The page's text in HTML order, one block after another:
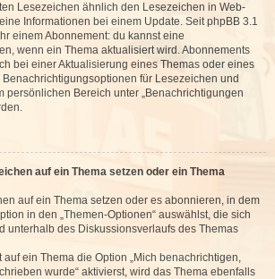
Lesezeichen ähnlich den Lesezeichen in Web-
Informationen bei einem Update. Seit phpBB 3.1
einem Abonnement: du kannst eine
wenn ein Thema aktualisiert wird. Abonnements
bei einer Aktualisierung eines Themas oder eines
Benachrichtigungsoptionen für Lesezeichen und
persönlichen Bereich unter „Benachrichtigungen
auf ein Thema setzen oder ein Thema
auf ein Thema setzen oder es abonnieren, in dem
in den „Themen-Optionen“ auswählst, die sich
unterhalb des Diskussionsverlaufs des Themas
auf ein Thema die Option „Mich benachrichtigen,
wurde“ aktivierst, wird das Thema ebenfalls